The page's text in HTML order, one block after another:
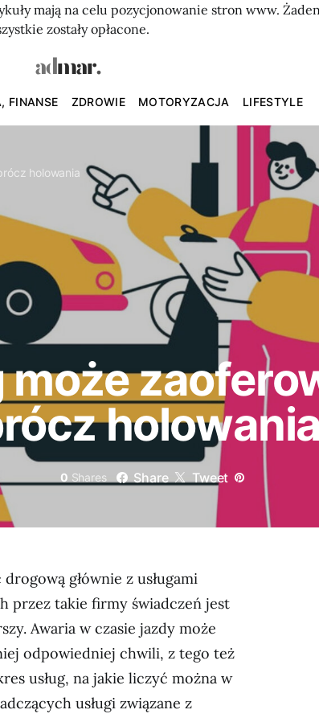
mają na celu pozycjonowanie stron www.
zostały opłacone.
FINANSE ZDROWIE MOTORYZACJA LIFESTYLE
holowania
może
holowania
0 Shares Share Tweet
głównie z usługami
przez takie firmy świadczeń jest
Awaria w czasie jazdy może
odpowiedniej chwili, z tego też
usług, na jakie liczyć można w
usługi związane z